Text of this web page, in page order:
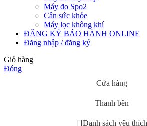
Máy đo Spo2
Cân sức khỏe
Máy lọc không khí
ĐĂNG KÝ BẢO HÀNH ONLINE
Đăng nhập / đăng ký
Giỏ hàng
Đóng
Cửa hàng
Thanh bên
Danh sách yêu thích